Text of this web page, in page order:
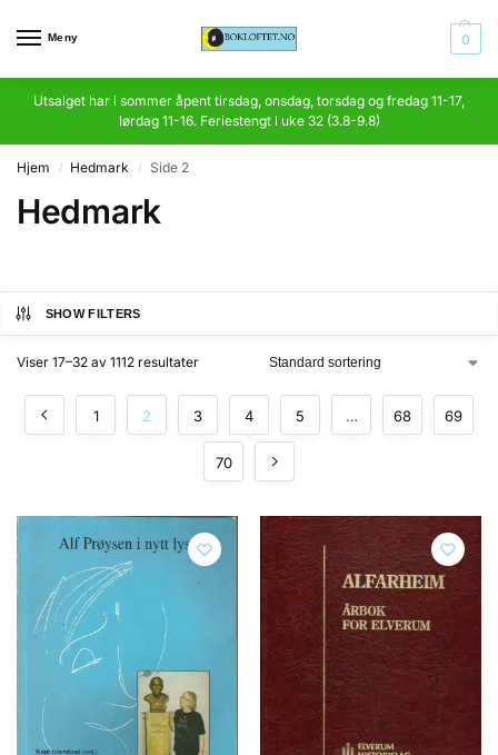
Meny 0
Utsalget har i sommer åpent tirsdag, onsdag, torsdag og fredag 11-17,
lørdag 11-16. Feriestengt i uke 32 (3.8-9.8)
Hjem / Hedmark / Side 2
Hedmark
SHOW FILTERS
Viser 17–32 av 1112 resultater
1 2 3 4 5 … 68 69
70